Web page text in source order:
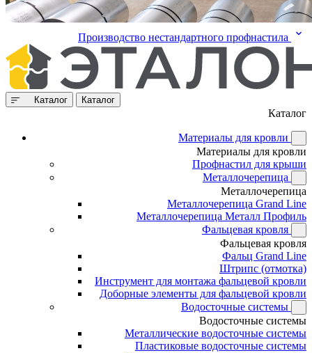
Производство нестандартного профнастила
Каталог Каталог
Каталог
Материалы для кровли
Материалы для кровли
Профнастил для крыши
Металлочерепица
Металлочерепица
Металлочерепица Grand Line
Металлочерепица Металл Профиль
Фальцевая кровля
Фальцевая кровля
Фальц Grand Line
Штрипс (отмотка)
Инструмент для монтажа фальцевой кровли
Доборные элементы для фальцевой кровли
Водосточные системы
Водосточные системы
Металлические водосточные системы
Пластиковые водосточные системы